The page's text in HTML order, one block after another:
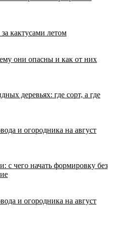
кактусами летом
они опасны и как от них
деревьях: где сорт, а где
и огородника на август
с чего начать формировку без
и огородника на август